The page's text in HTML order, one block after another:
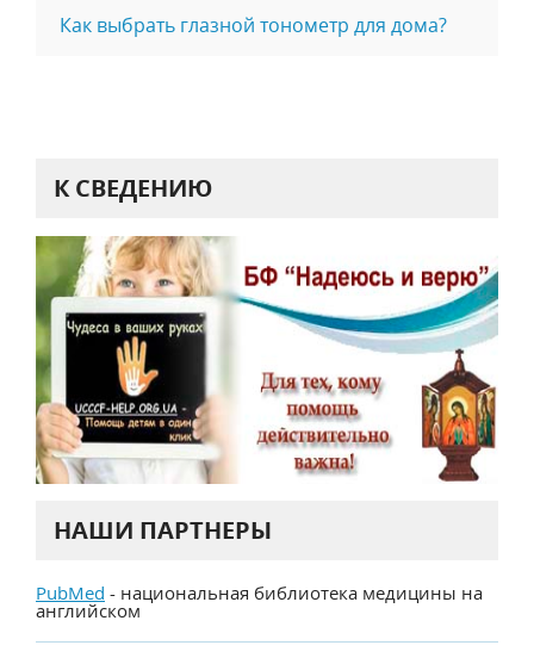
Как выбрать глазной тонометр для дома?
К СВЕДЕНИЮ
НАШИ ПАРТНЕРЫ
PubMed - национальная библиотека медицины на
английском